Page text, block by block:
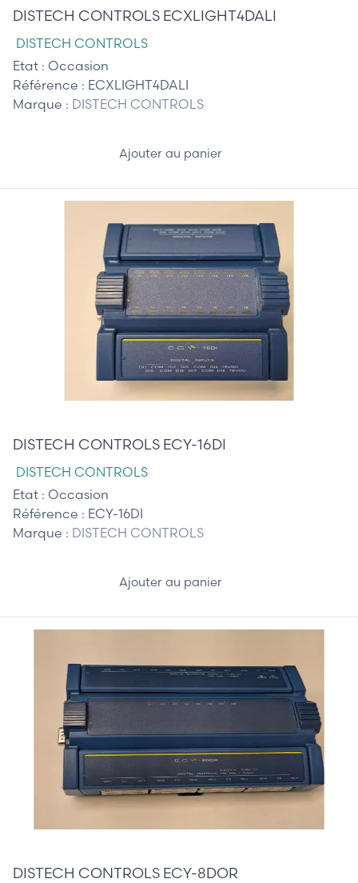
DISTECH CONTROLS ECXLIGHT4DALI
DISTECH CONTROLS
Etat : Occasion
Référence : ECXLIGHT4DALI
Marque : DISTECH CONTROLS
Ajouter au panier
DISTECH CONTROLS ECY-16DI
DISTECH CONTROLS
Etat : Occasion
Référence : ECY-16DI
Marque : DISTECH CONTROLS
Ajouter au panier
DISTECH CONTROLS ECY-8DOR